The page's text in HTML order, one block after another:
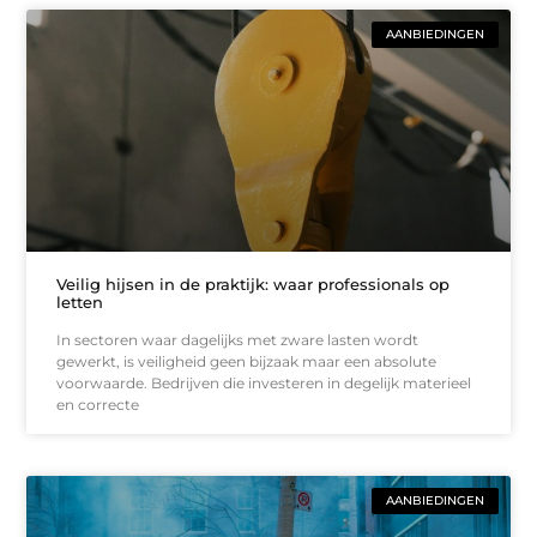
AANBIEDINGEN
Veilig hijsen in de praktijk: waar professionals op
letten
In sectoren waar dagelijks met zware lasten wordt
gewerkt, is veiligheid geen bijzaak maar een absolute
voorwaarde. Bedrijven die investeren in degelijk materieel
en correcte
AANBIEDINGEN